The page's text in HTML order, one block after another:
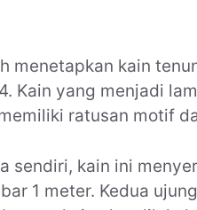
menetapkan kain
Kain yang menjadi
ratusan motif
sendiri, kain ini
1 meter. Kedua